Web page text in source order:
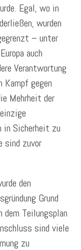
Egal, wo in
wurden
– unter
auch
Verantwortung
Kampf gegen
Mehrheit der
in Sicherheit zu
sind zuvor
den
Grund
dem Teilungsplan
sind viele
zu